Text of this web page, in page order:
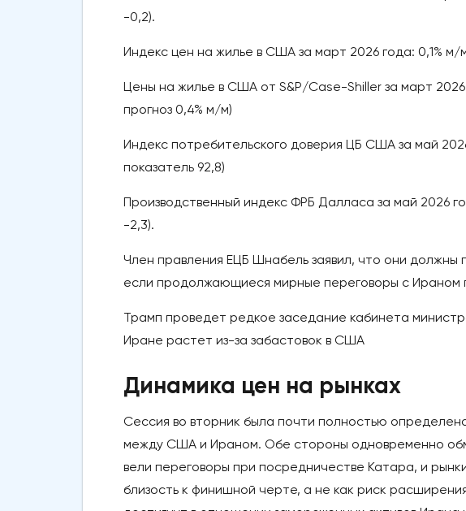
-0,2).
Индекс цен на жилье в США за март 2026 года: 0,1%
Цены на жилье в США от S&P/Case-Shiller за март
прогноз 0,4% м/м)
Индекс потребительского доверия ЦБ США за май
показатель 92,8)
Производственный индекс ФРБ Далласа за май 2026
-2,3).
Член правления ЕЦБ Шнабель заявил, что они должны
если продолжающиеся мирные переговоры с Ираном
Трамп проведет редкое заседание кабинета
Иране растет из-за забастовок в США
Динамика цен на рынках
Сессия во вторник была почти полностью
между США и Ираном. Обе стороны одновременно
вели переговоры при посредничестве Катара, и
близость к финишной черте, а не как риск